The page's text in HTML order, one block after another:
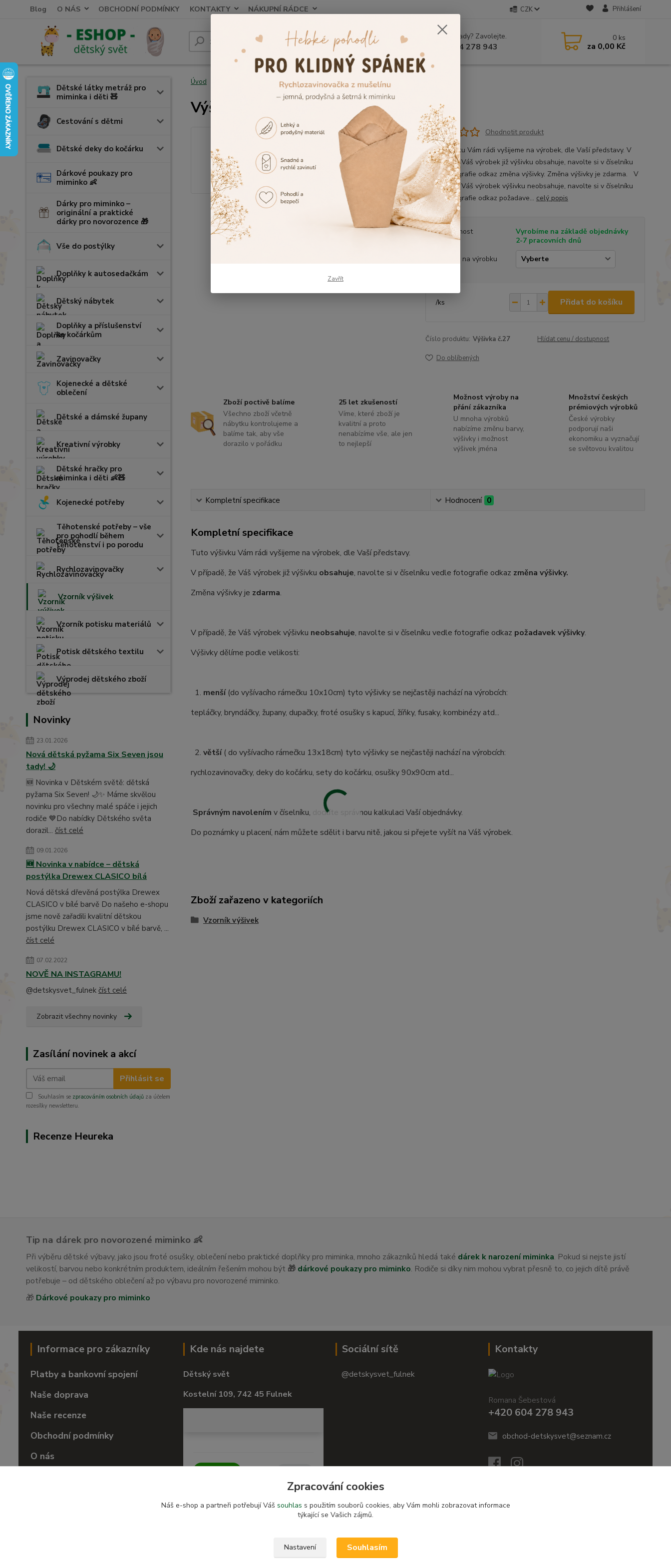
Blog O NÁS OBCHODNÍ PODMÍNKY KONTAKTY NÁKUPNÍ RÁDCE CZK Přihlášení
Hledat Nevíte si rady? Zavolejte.
+420 604 278 943
0 ks
za 0,00 Kč
Dětské látky metráž pro
miminka i děti 🧸
Cestování s dětmi
Dětské deky do kočárku
Dárkové poukazy pro
miminko 👶
Dárky pro miminko –
originální a praktické
dárky pro novorozence 🎁
Vše do postýlky
Doplňky k autosedačkám
Dětský nábytek
Doplňky a příslušenství
ke kočárkům
Zavinovačky
Kojenecké a dětské
oblečení
Dětské a dámské župany
Kreativní výrobky
Dětské hračky pro
miminka i děti 👶🧸
Kojenecké potřeby
Těhotenské potřeby – vše
pro pohodlí během
těhotenství i po porodu
Rychlozavinovačky
Vzorník výšivek
Vzorník potisku materiálů
Potisk dětského textilu
Výprodej dětského zboží
Novinky
23.01.2026
Nová dětská pyžama Six Seven jsou
tady! 🌙
🆕 Novinka v Dětském světě: dětská
pyžama Six Seven! 🌙✨ Máme skvělou
novinku pro všechny malé spáče i jejich
rodiče 💙Do nabídky Dětského světa
dorazil... číst celé
09.01.2026
🆕 Novinka v nabídce – dětská
postýlka Drewex CLASICO bílá
Nová dětská dřevěná postýlka Drewex
CLASICO v bílé barvě Do našeho e-shopu
jsme nově zařadili kvalitní dětskou
postýlku Drewex CLASICO v bílé barvě, ...
číst celé
07.02.2022
NOVĚ NA INSTAGRAMU!
@detskysvet_fulnek číst celé
Zobrazit všechny novinky
Zasílání novinek a akcí
Přihlásit se
Souhlasím se zpracováním osobních údajů za účelem
rozesílky newsletteru.
Recenze Heureka
Úvod Výšivka č.27
Výšivka č.27
Ohodnotit produkt
Tuto výšivku Vám rádi vyšijeme na výrobek, dle Vaší představy. V
případě, že Váš výrobek již výšivku obsahuje, navolte si v číselníku
vedle fotografie odkaz změna výšivky. Změna výšivky je zdarma. V
případě, že Váš výrobek výšivku neobsahuje, navolte si v číselníku
vedle fotografie odkaz požadave... celý popis
Dostupnost
Vyrobíme na základě objednávky
2-7 pracovních dnů
Výšivka na výrobku
/ks Přidat do košíku
Číslo produktu: Výšivka č.27 Hlídat cenu / dostupnost
Do oblíbených
Zboží poctivě balíme
Všechno zboží včetně
nábytku kontrolujeme a
balíme tak, aby vše
dorazilo v pořádku
25 let zkušeností
Víme, které zboží je
kvalitní a proto
nenabízíme vše, ale jen
to nejlepší
Možnost výroby na
přání zákazníka
U mnoha výrobků
nabízíme změnu barvy,
výšivky i možnost
výšivek jména
Množství českých
prémiových výrobků
České výrobky
podporují naši
ekonomiku a vyznačují
se světovou kvalitou
Kompletní specifikace Hodnocení 0
Kompletní specifikace
Tuto výšivku Vám rádi vyšijeme na výrobek, dle Vaší představy.
V případě, že Váš výrobek již výšivku obsahuje, navolte si v číselníku vedle fotografie odkaz změna výšivky.
Změna výšivky je zdarma.
V případě, že Váš výrobek výšivku neobsahuje, navolte si v číselníku vedle fotografie odkaz požadavek výšivky.
Výšivky dělíme podle velikosti:
1. menší(do vyšívacího rámečku 10x10cm) tyto výšivky se nejčastěji nachází na výrobcích:
tepláčky, bryndáčky, župany, dupačky, froté osušky s kapucí, žíňky, fusaky, kombinézy atd...
2. větší( do vyšívacího rámečku 13x18cm) tyto výšivky se nejčastěji nachází na výrobcích:
rychlozavinovačky, deky do kočárku, sety do kočárku, osušky 90x90cm atd...
Správným navolením v číselníku, docílíte správnou kalkulaci Vaší objednávky.
Do poznámky u placení, nám můžete sdělit i barvu nitě, jakou si přejete vyšít na Váš výrobek.
Zboží zařazeno v kategoriích
Vzorník výšivek
Tip na dárek pro novorozené miminko 👶
Při výběru dětské výbavy, jako jsou froté osušky, oblečení nebo praktické doplňky pro miminka, mnoho zákazníků hledá také dárek k narození miminka. Pokud si nejste jistí
velikostí, barvou nebo konkrétním produktem, ideálním řešením mohou být 🎁 dárkové poukazy pro miminko. Rodiče si díky nim mohou vybrat přesně to, co jejich dítě právě
potřebuje – od dětského oblečení až po výbavu pro novorozené miminko.
🎁 Dárkové poukazy pro miminko
Informace pro zákazníky
Platby a bankovní spojení
Naše doprava
Naše recenze
Obchodní podmínky
O nás
Kde nás najdete
Dětský svět
Kostelní 109, 742 45 Fulnek
Sociální sítě
@detskysvet_fulnek
Kontakty
Romana Šebestová
+420 604 278 943
obchod-detskysvet@seznam.cz
Zavřít
Zpracování cookies
Náš e-shop a partneři potřebují Váš souhlas s použitím souborů cookies, aby Vám mohli zobrazovat informace
týkající se Vašich zájmů.
Nastavení Souhlasím